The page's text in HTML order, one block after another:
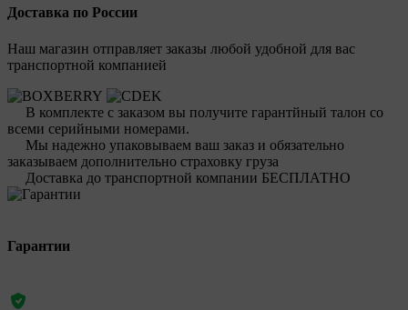
Доставка по России
Наш магазин отправляет заказы любой удобной для вас
транспортной компанией
В комплекте с заказом вы получите гарантйный талон со
всеми серийными номерами.
Мы надежно упаковываем ваш заказ и обязательно
заказываем дополнительно страховку груза
Доставка до транспортной компании БЕСПЛАТНО
Гарантии